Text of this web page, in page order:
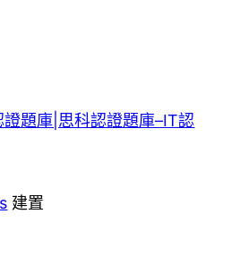
題庫|思科認證題庫–IT認
建置